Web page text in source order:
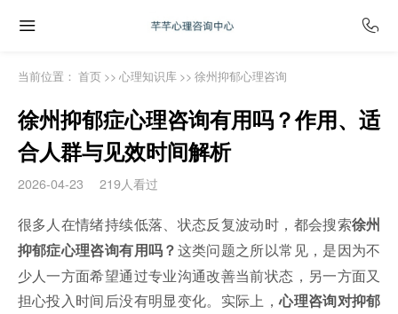
当前位置： 首页>> 心理知识库>> 徐州抑郁心理咨询
徐州抑郁症心理咨询有用吗？作用、适
合人群与见效时间解析
2026-04-23 219人看过
很多人在情绪持续低落、状态反复波动时，都会搜索徐州
抑郁症心理咨询有用吗？这类问题之所以常见，是因为不
少人一方面希望通过专业沟通改善当前状态，另一方面又
担心投入时间后没有明显变化。实际上，心理咨询对抑郁